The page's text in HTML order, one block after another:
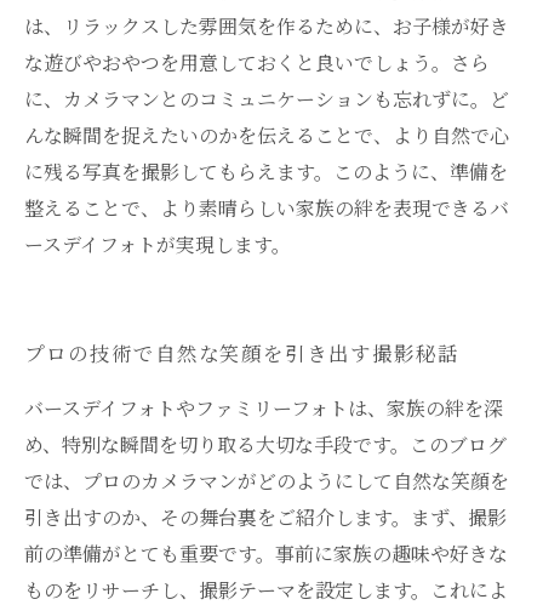
は、リラックスした雰囲気を作るために、お子様が好き
な遊びやおやつを用意しておくと良いでしょう。さら
に、カメラマンとのコミュニケーションも忘れずに。ど
んな瞬間を捉えたいのかを伝えることで、より自然で心
に残る写真を撮影してもらえます。このように、準備を
整えることで、より素晴らしい家族の絆を表現できるバ
ースデイフォトが実現します。
プロの技術で自然な笑顔を引き出す撮影秘話
バースデイフォトやファミリーフォトは、家族の絆を深
め、特別な瞬間を切り取る大切な手段です。このブログ
では、プロのカメラマンがどのようにして自然な笑顔を
引き出すのか、その舞台裏をご紹介します。まず、撮影
前の準備がとても重要です。事前に家族の趣味や好きな
ものをリサーチし、撮影テーマを設定します。これによ